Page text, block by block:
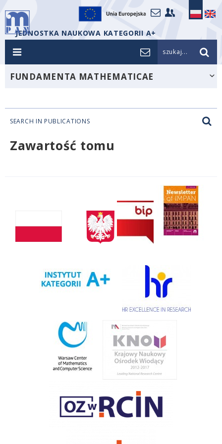
JEDNOSTKA NAUKOWA KATEGORII A+
szukaj...
FUNDAMENTA MATHEMATICAE
SEARCH IN PUBLICATIONS
Zawartość tomu